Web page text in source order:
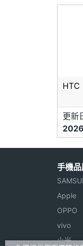
HTC
更新
手機
Apple
OPPO
vivo
小米